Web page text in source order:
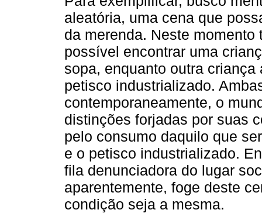
aleatória, uma cena que
da merenda. Neste
possível encontrar uma
sopa, enquanto outra
petisco industrializado.
contemporaneamente, o
distinções forjadas por suas
pelo consumo daquilo que
e o petisco industrializado.
fila denunciadora do lugar
aparentemente, foge deste
condição seja a mesma.